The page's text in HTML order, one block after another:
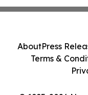
AboutPress
Terms &